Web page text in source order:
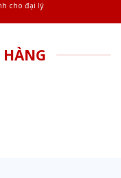
cho đại lý